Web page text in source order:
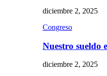
diciembre 2, 2025
Congreso
Nuestro sueldo
diciembre 2, 2025